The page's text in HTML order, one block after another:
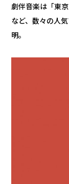
劇伴音楽は「東
など、数々の人
明。